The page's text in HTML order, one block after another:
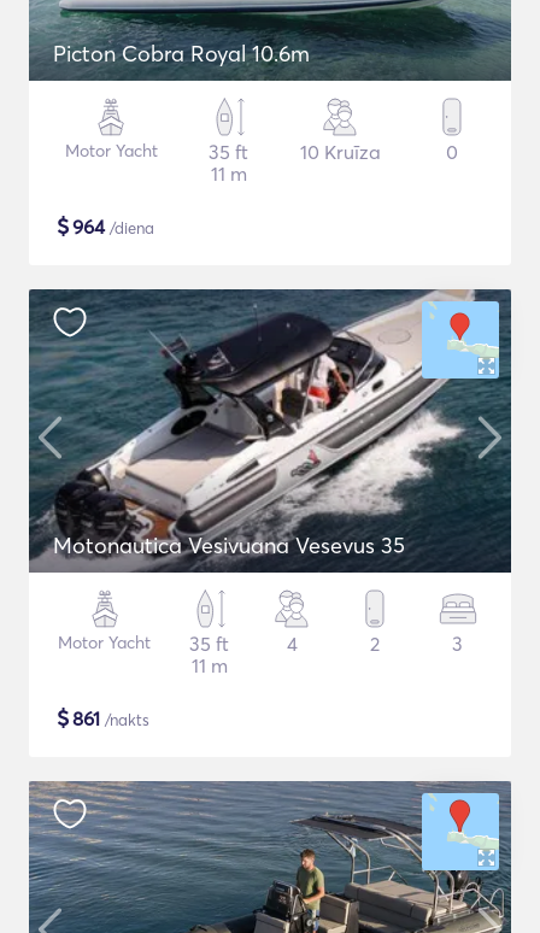
Picton Cobra Royal 10.6m
Motor Yacht
35 ft
11 m
10 Kruīza 0
$964/diena
Motonautica Vesivuana Vesevus 35
Motor Yacht
35 ft
11 m
4 2 3
$861 /nakts